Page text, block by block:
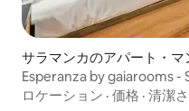
は、週に一度、またはゲス
応じて、清掃とシーツやタ
行います。 清潔さは、ゲストの快適さ、
安心感、安全性を確保する
るため、私たちが常に重視
つです。私たちが経験した
サラマンカのアパート・マ
Esperanza by gaiarooms -
ロケーション · 価格 · 清潔さ